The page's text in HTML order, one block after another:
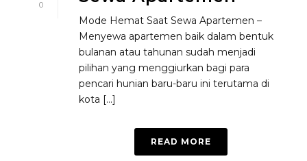
0
Mode Hemat Saat Sewa Apartemen –
Menyewa apartemen baik dalam bentuk
bulanan atau tahunan sudah menjadi
pilihan yang menggiurkan bagi para
pencari hunian baru-baru ini terutama di
kota [...]
READ MORE